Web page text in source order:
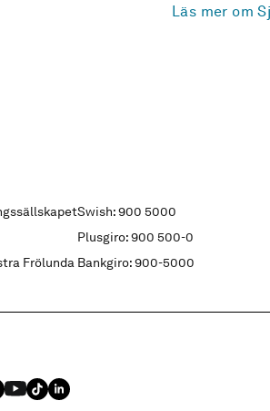
Läs mer om
Frölunda
Swish: 900 5000
Plusgiro: 900 500-0
Bankgiro: 900-5000
YouTube
TIKTOKLINKED IN